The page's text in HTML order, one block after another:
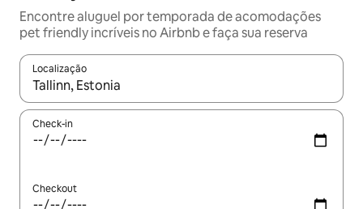
Encontre aluguel por temporada de acomodações
pet friendly incríveis no Airbnb e faça sua reserva
Localização
Quando os resultados estiverem disponíveis, explore-os
Check-in
Checkout